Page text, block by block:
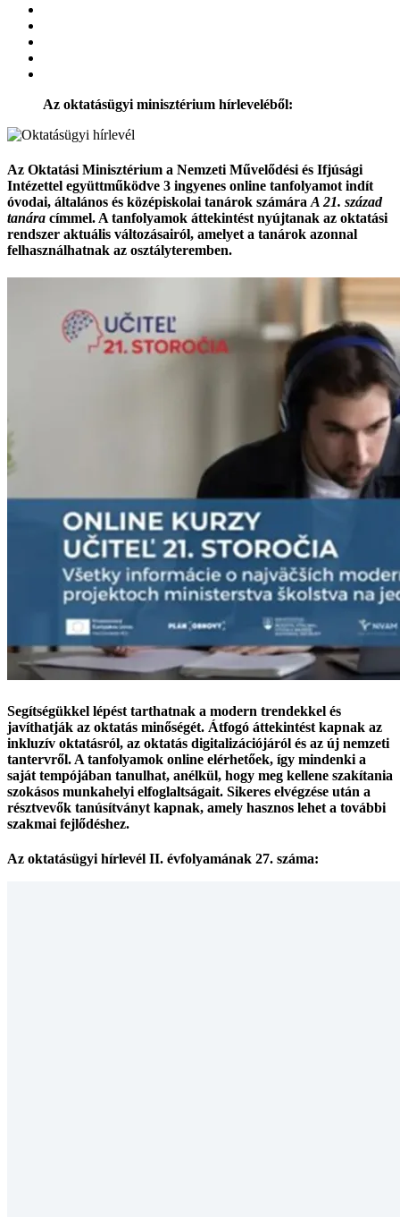
Az oktatásügyi minisztérium hírleveléből:
Az Oktatási Minisztérium a Nemzeti Művelődési és Ifjúsági
Intézettel együttműködve 3 ingyenes online tanfolyamot indít
óvodai, általános és középiskolai tanárok számára A 21. század
tanára címmel. A tanfolyamok áttekintést nyújtanak az oktatási
rendszer aktuális változásairól, amelyet a tanárok azonnal
felhasználhatnak az osztályteremben.
Segítségükkel lépést tarthatnak a modern trendekkel és
javíthatják az oktatás minőségét. Átfogó áttekintést kapnak az
inkluzív oktatásról, az oktatás digitalizációjáról és az új nemzeti
tantervről. A tanfolyamok online elérhetőek, így mindenki a
saját tempójában tanulhat, anélkül, hogy meg kellene szakítania
szokásos munkahelyi elfoglaltságait. Sikeres elvégzése után a
résztvevők tanúsítványt kapnak, amely hasznos lehet a további
szakmai fejlődéshez.
Az oktatásügyi hírlevél II. évfolyamának 27. száma: